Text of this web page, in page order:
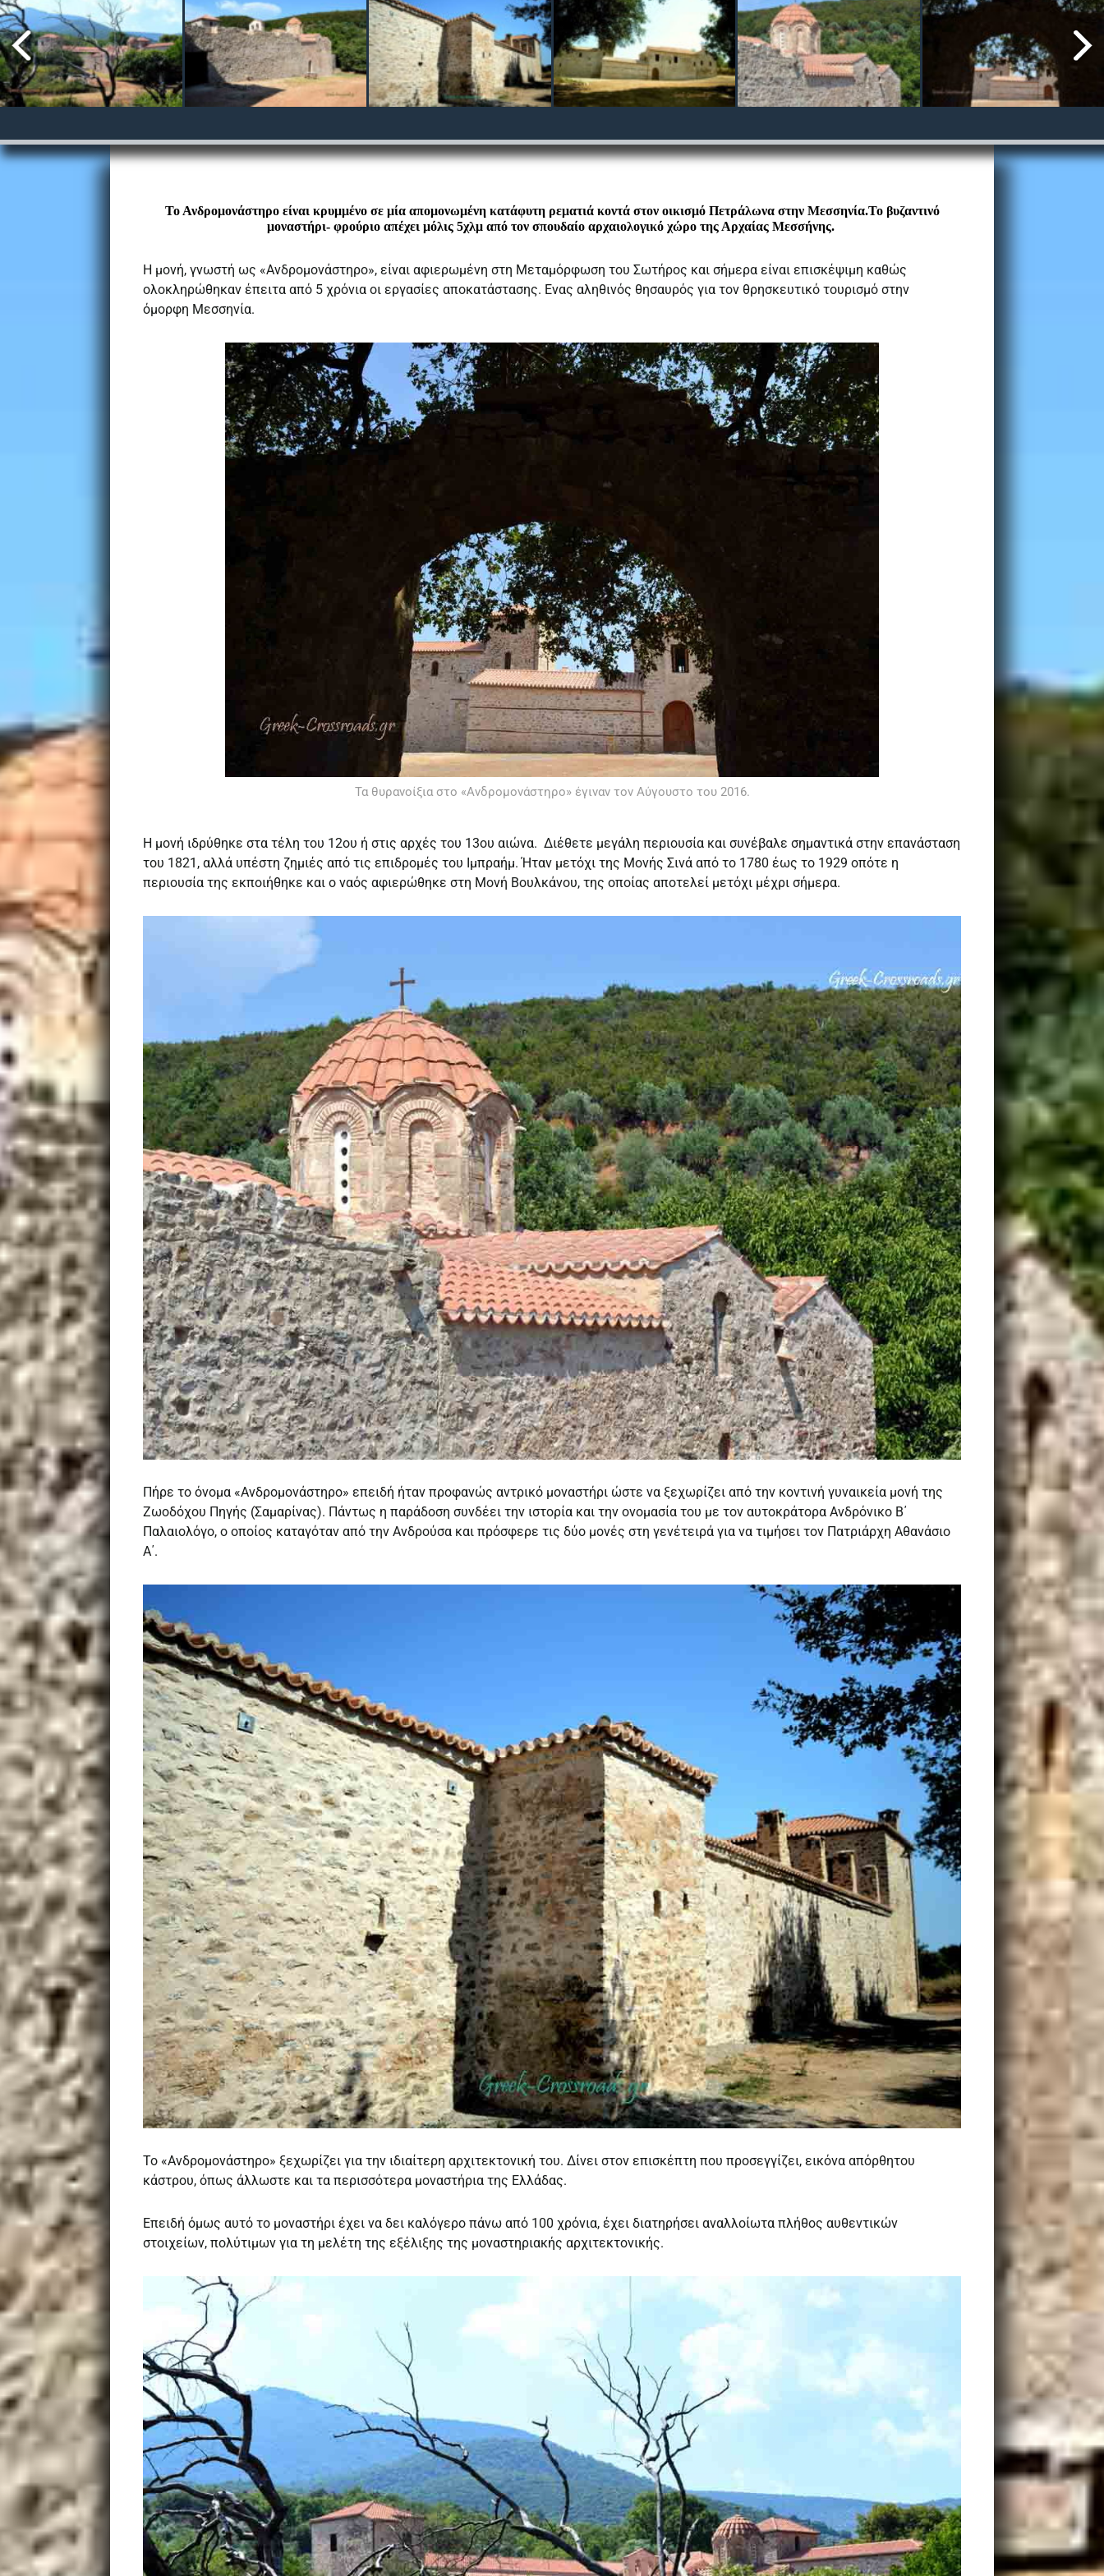
Το Ανδρομονάστηρο είναι κρυμμένο σε μία απομονωμένη κατάφυτη ρεματιά κοντά στον οικισμό Πετράλωνα στην Μεσσηνία.Το βυζαντινό
μοναστήρι- φρούριο απέχει μόλις 5χλμ από τον σπουδαίο αρχαιολογικό χώρο της Αρχαίας Μεσσήνης.
Η μονή, γνωστή ως «Ανδρομονάστηρο», είναι αφιερωμένη στη Μεταμόρφωση του Σωτήρος και σήμερα είναι επισκέψιμη καθώς
ολοκληρώθηκαν έπειτα από 5 χρόνια οι εργασίες αποκατάστασης. Ενας αληθινός θησαυρός για τον θρησκευτικό τουρισμό στην
όμορφη Μεσσηνία.
Τα θυρανοίξια στο «Ανδρομονάστηρο» έγιναν τον Αύγουστο του 2016.
Η μονή ιδρύθηκε στα τέλη του 12ου ή στις αρχές του 13ου αιώνα. Διέθετε μεγάλη περιουσία και συνέβαλε σημαντικά στην επανάσταση
του 1821, αλλά υπέστη ζημιές από τις επιδρομές του Ιμπραήμ. Ήταν μετόχι της Μονής Σινά από το 1780 έως το 1929 οπότε η
περιουσία της εκποιήθηκε και ο ναός αφιερώθηκε στη Μονή Βουλκάνου, της οποίας αποτελεί μετόχι μέχρι σήμερα.
Πήρε το όνομα «Ανδρομονάστηρο» επειδή ήταν προφανώς αντρικό μοναστήρι ώστε να ξεχωρίζει από την κοντινή γυναικεία μονή της
Ζωοδόχου Πηγής (Σαμαρίνας). Πάντως η παράδοση συνδέει την ιστορία και την ονομασία του με τον αυτοκράτορα Ανδρόνικο Β΄
Παλαιολόγο, ο οποίος καταγόταν από την Ανδρούσα και πρόσφερε τις δύο μονές στη γενέτειρά για να τιμήσει τον Πατριάρχη Αθανάσιο
Α΄.
Το «Ανδρομονάστηρο» ξεχωρίζει για την ιδιαίτερη αρχιτεκτονική του. Δίνει στον επισκέπτη που προσεγγίζει, εικόνα απόρθητου
κάστρου, όπως άλλωστε και τα περισσότερα μοναστήρια της Ελλάδας.
Επειδή όμως αυτό το μοναστήρι έχει να δει καλόγερο πάνω από 100 χρόνια, έχει διατηρήσει αναλλοίωτα πλήθος αυθεντικών
στοιχείων, πολύτιμων για τη μελέτη της εξέλιξης της μοναστηριακής αρχιτεκτονικής.